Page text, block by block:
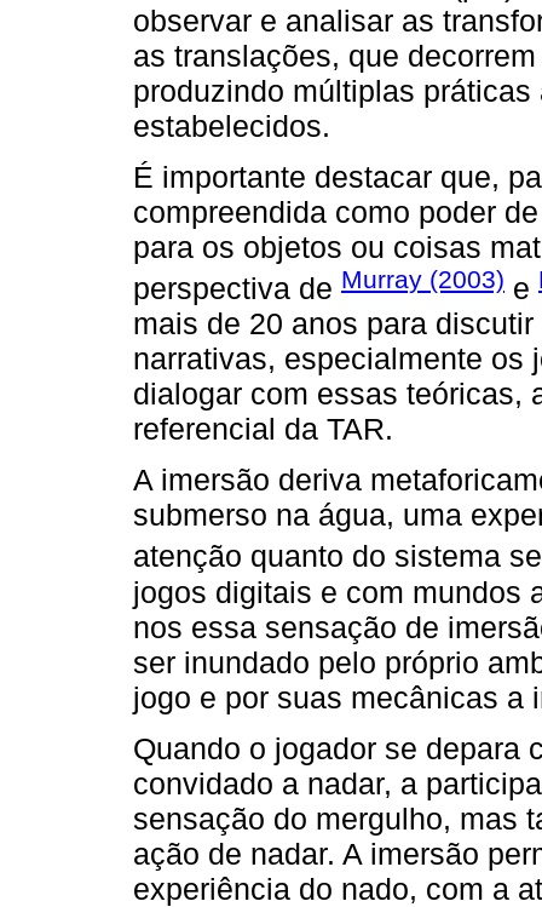
observar e analisar as
as translações, que
produzindo múltiplas
estabelecidos.
É importante destacar que,
compreendida como poder
para os objetos ou coisas
perspectiva de Murray (2003) e
mais de 20 anos para
narrativas, especialmente os
dialogar com essas teóricas,
referencial da TAR.
A imersão deriva
submerso na água, uma
atenção quanto do sistema
jogos digitais e com mundos
nos essa sensação de
ser inundado pelo próprio
jogo e por suas mecânicas a
Quando o jogador se depara
convidado a nadar, a
sensação do mergulho, mas
ação de nadar. A imersão
experiência do nado, com a